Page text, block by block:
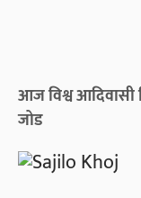
आज विश्व आदिवासी
जोड